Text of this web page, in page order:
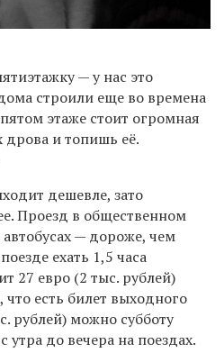
— у нас это
строили еще во времена
этаже стоит огромная
и топишь её.
дешевле, зато
Проезд в общественном
— дороже, чем
ехать 1,5 часа
27 евро (2 тыс. рублей)
есть билет выходного
рублей) можно субботу
утра до вечера на поездах.